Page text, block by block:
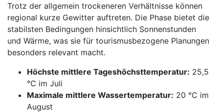
Trotz der allgemein trockeneren Verhältnisse können
regional kurze Gewitter auftreten. Die Phase bietet die
stabilsten Bedingungen hinsichtlich Sonnenstunden
und Wärme, was sie für tourismusbezogene Planungen
besonders relevant macht.
Höchste mittlere Tageshöchsttemperatur: 25,5
°C im Juli
Maximale mittlere Wassertemperatur: 20 °C im
August